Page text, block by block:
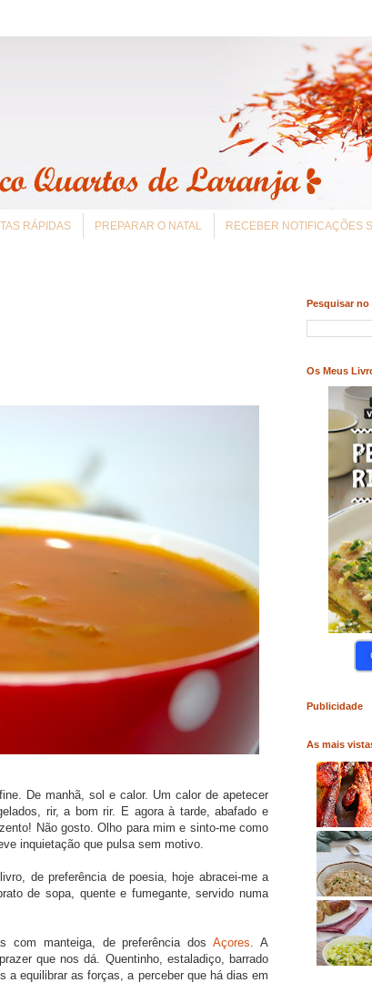
RÁPIDAS PREPARAR O NATAL RECEBER NOTIFICAÇÕES
De manhã, sol e calor. Um calor de apetecer
rir, a bom rir. E agora à tarde, abafado e
Não gosto. Olho para mim e sinto-me como
inquietação que pulsa sem motivo.
de preferência de poesia, hoje abracei-me a
de sopa, quente e fumegante, servido numa
com manteiga, de preferência dosAçores . A
que nos dá. Quentinho, estaladiço, barrado
a equilibrar as forças, a perceber que há dias em
Pesquisar
Os Meus
COMPRAR LIVRO
Publicidade
As mais